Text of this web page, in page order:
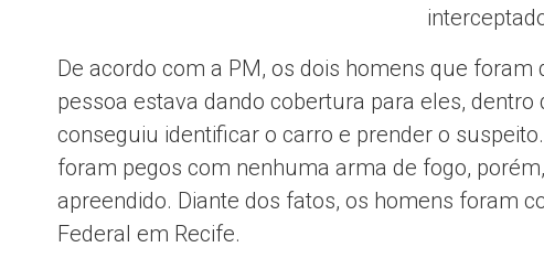
De acordo com a PM, os dois homens que
pessoa estava dando cobertura para eles,
conseguiu identificar o carro e prender o
foram pegos com nenhuma arma de fogo,
apreendido. Diante dos fatos, os homens foram
Federal em Recife.